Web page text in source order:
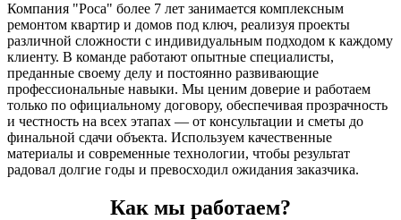
Компания "Роса" более 7 лет занимается комплексным
ремонтом квартир и домов под ключ, реализуя проекты
различной сложности с индивидуальным подходом к каждому
клиенту. В команде работают опытные специалисты,
преданные своему делу и постоянно развивающие
профессиональные навыки. Мы ценим доверие и работаем
только по официальному договору, обеспечивая прозрачность
и честность на всех этапах — от консультации и сметы до
финальной сдачи объекта. Используем качественные
материалы и современные технологии, чтобы результат
радовал долгие годы и превосходил ожидания заказчика.
Как мы работаем?